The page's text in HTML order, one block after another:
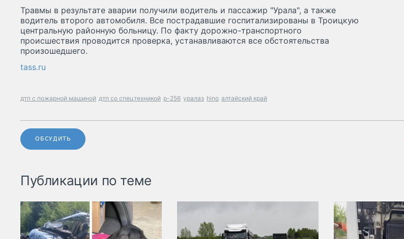
Травмы в результате аварии получили водитель и пассажир "Урала", а также
водитель второго автомобиля. Все пострадавшие госпитализированы в Троицкую
центральную районную больницу. По факту дорожно-транспортного
происшествия проводится проверка, устанавливаются все обстоятельства
произошедшего.
tass.ru
дтп с пожарной машиной дтп со спецтехникой р-256 уралаз hino алтайский край
ОБСУДИТЬ
Публикации по теме